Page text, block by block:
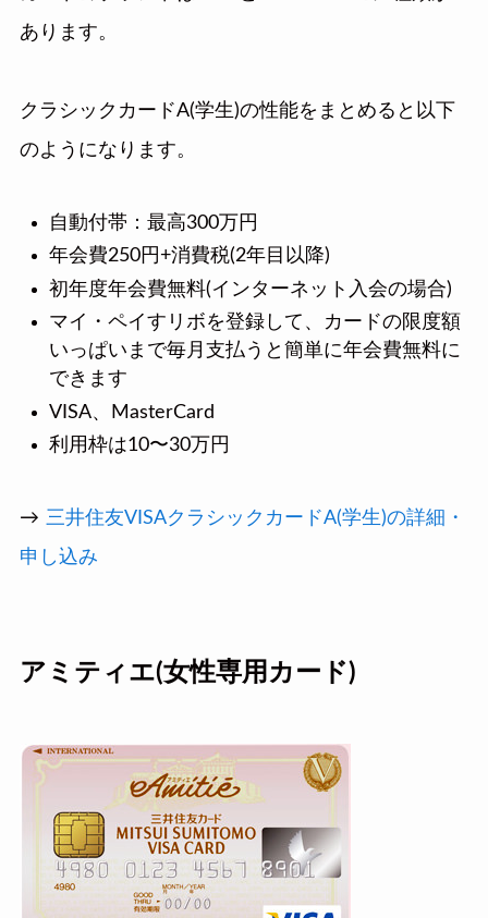
あります。
クラシックカードA(学生)の性能をまとめると以下
のようになります。
自動付帯：最高300万円
年会費250円+消費税(2年目以降)
初年度年会費無料(インターネット入会の場合)
マイ・ペイすリボを登録して、カードの限度額
いっぱいまで毎月支払うと簡単に年会費無料に
できます
VISA、MasterCard
利用枠は10〜30万円
→ 三井住友VISAクラシックカードA(学生)の詳細・
申し込み
アミティエ(女性専用カード)